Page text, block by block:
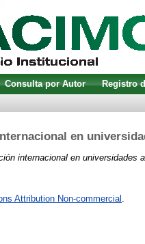
Consulta por Autor Registro
en
internacional en universidades
Attribution Non-commercial .